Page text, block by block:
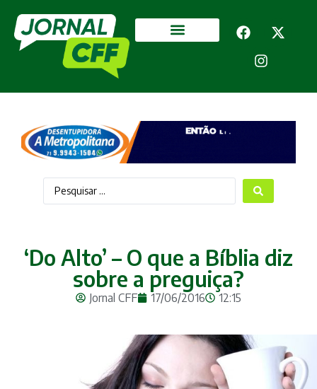
‘Do Alto’ – O que a Bíblia diz
sobre a preguiça?
Jornal CFF 17/06/2016 12:15